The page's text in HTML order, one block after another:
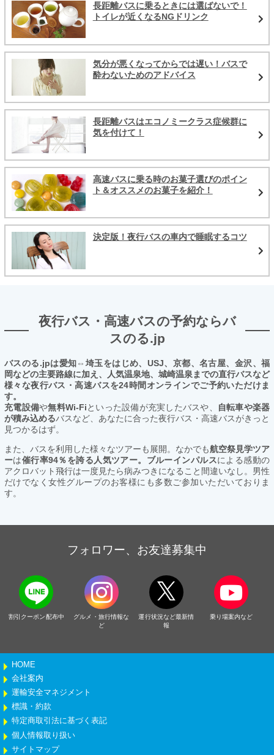
長距離バスに乗るときには選ばないで！
トイレが近くなるNGドリンク
気分が悪くなってからでは遅い！バスで
酔わないためのアドバイス
長距離バスはエコノミークラス症候群に
気を付けて！
高速バスに乗る時のお菓子選びのポイン
ト＆オススメのお菓子を紹介！
決定版！夜行バスの車内で睡眠するコツ
夜行バス・高速バスの予約ならバ
スのる.jp
バスのる.jpは愛知⇔埼玉をはじめ、USJ、京都、名古屋、金沢、福
岡などの主要路線に加え、人気温泉地、城崎温泉までの直行バスなど
様々な夜行バス・高速バスを24時間オンラインでご予約いただけま
す。
充電設備や無料Wi-Fiといった設備が充実したバスや、
自転車や楽器
が積み込めるバスなど、あなたに合った夜行バス・高速バスがきっと
見つかるはず。
また、バスを利用した様々なツアーも展開。なかでも航空祭見学ツア
ーは催行率94％を誇る人気ツアー。ブルーインパルスによる感動の
アクロバット飛行は一度見たら病みつきになること間違いなし。男性
だけでなく女性グループのお客様にも多数ご参加いただいておりま
す。
フォロワー、お友達募集中
割引クーポン配布中
グルメ・旅行情報な
ど
運行状況など最新情
報
乗り場案内など
HOME
会社案内
運輸安全マネジメント
標識・約款
特定商取引法に基づく表記
個人情報取り扱い
サイトマップ